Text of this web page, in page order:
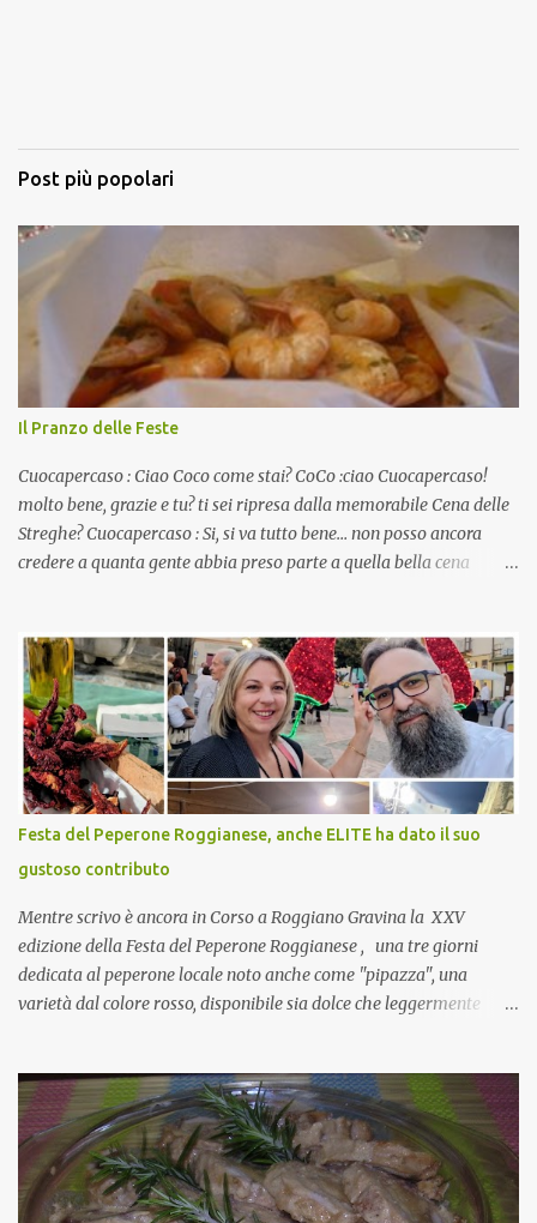
Post più popolari
Il Pranzo delle Feste
Cuocapercaso : Ciao Coco come stai? CoCo :ciao Cuocapercaso!
molto bene, grazie e tu? ti sei ripresa dalla memorabile Cena delle
Streghe? Cuocapercaso : Si, si va tutto bene… non posso ancora
credere a quanta gente abbia preso parte a quella bella cena
pranzo, racconta un po'! Perchè io avrò ospiti e cerco degli spunti...
Cuocapercaso : A dire il vero domenica prossima non preparo
nulla perché vado al Pranzo Aziendale di fine anno organizzato dai
mie capi! CoCo : Pranzo aziendale? Una bella idea! Cuocapercaso :
si, è un modo per riunirsi tutti a fine anno e tirare le somme…
naturalmente mangiando tutti insieme, con grande convivialità!
CoCo : è naturale il cibo, come sappiamo bene, funziona spesso da
collante e anche nel lavoro riesce a creare spesso l’ambiente
favorevole per molte belle opportunità, non trovi? Cuocapercaso :
Si, concordo! …addirittura si dice...
Festa del Peperone Roggianese, anche ELITE ha dato il suo
gustoso contributo
Mentre scrivo è ancora in Corso a Roggiano Gravina la XXV
edizione della Festa del Peperone Roggianese , una tre giorni
dedicata al peperone locale noto anche come "pipazza", una
varietà dal colore rosso, disponibile sia dolce che leggermente
(Pat) della Calabria. Un ingrediente versatile in cucina, utilizzato
fresco o essiccato in ricette della tradizione o in piatti innovativi.
Durante la prima serata dell'evento abbiamo avuto prova della
versatilità di questo ingrediente durante il "2° Concorso
Gastronomico di piatti a base di peperone Roggianese" ideato da